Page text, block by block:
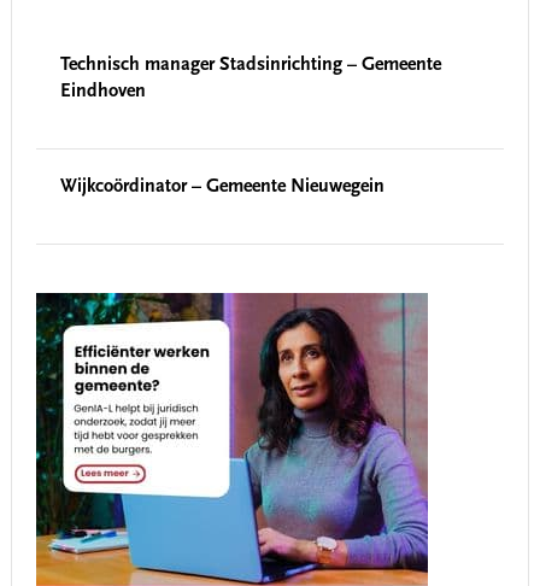
Technisch manager Stadsinrichting – Gemeente
Eindhoven
Wijkcoördinator – Gemeente Nieuwegein